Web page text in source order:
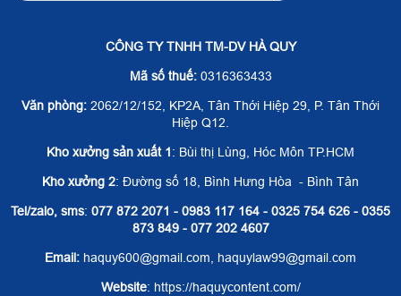
CÔNG TY TNHH TM-DV HÀ QUY
Mã số thuế:0316363433
Văn phòng: 2062/12/152, KP2A, Tân Thới Hiệp 29, P. Tân Thới
Hiệp Q12.
Kho xưởng sản xuất 1: Bùi thị Lùng, Hóc Môn TP.HCM
Kho xưởng 2: Đường số 18, Bình Hưng Hòa - Bình Tân
Tel/zalo, sms: 077 872 2071 - 0983 117 164 - 0325 754 626 - 0355
873 849 - 077 202 4607
Email: haquy600@gmail.com, haquylaw99@gmail.com
Website: https://haquycontent.com/